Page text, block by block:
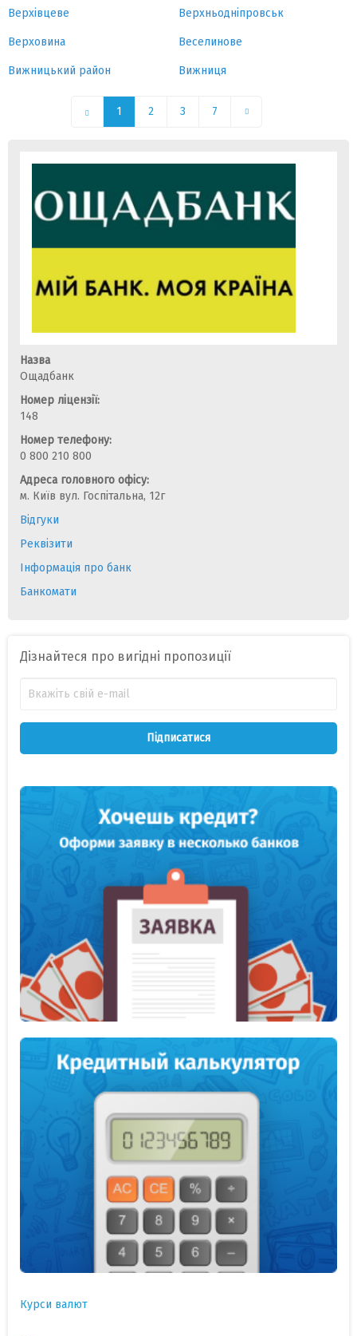
Верхівцеве Верхньодніпровськ
Верховина Веселинове
Вижницький район Вижниця
1 2 3 7
Назва
Ощадбанк
Номер ліцензії:
148
Номер телефону:
0 800 210 800
Адреса головного офісу:
м. Київ вул. Госпітальна, 12г
Відгуки
Реквізити
Інформація про банк
Банкомати
Дізнайтеся про вигідні пропозиції
Підписатися
Курси валют